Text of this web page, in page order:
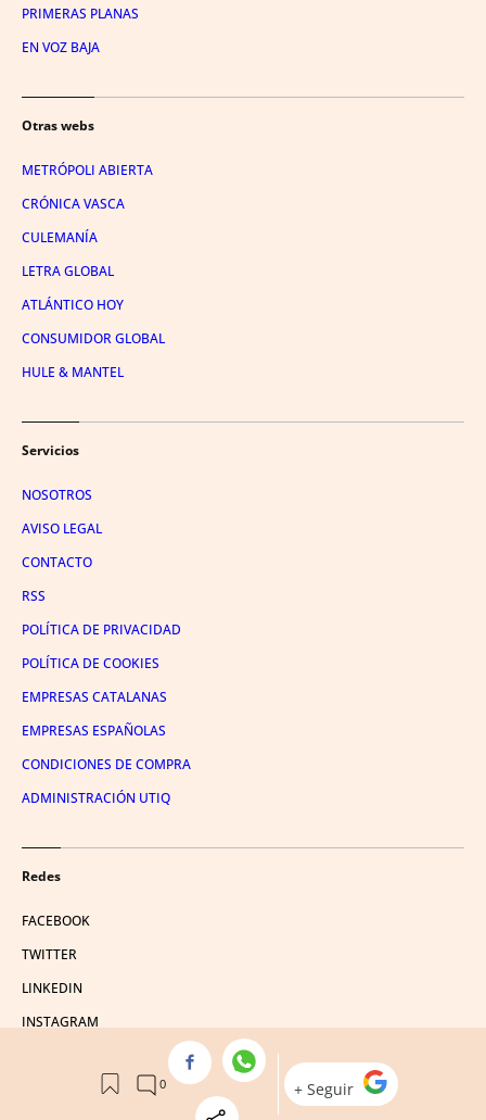
PRIMERAS PLANAS
EN VOZ BAJA
Otras webs
METRÓPOLI ABIERTA
CRÓNICA VASCA
CULEMANÍA
LETRA GLOBAL
ATLÁNTICO HOY
CONSUMIDOR GLOBAL
HULE & MANTEL
Servicios
NOSOTROS
AVISO LEGAL
CONTACTO
RSS
POLÍTICA DE PRIVACIDAD
POLÍTICA DE COOKIES
EMPRESAS CATALANAS
EMPRESAS ESPAÑOLAS
CONDICIONES DE COMPRA
ADMINISTRACIÓN UTIQ
Redes
FACEBOOK
TWITTER
LINKEDIN
INSTAGRAM